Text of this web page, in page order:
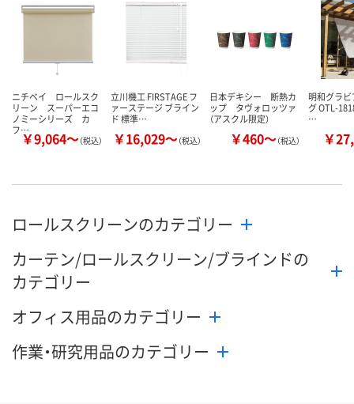
カゴへ カ
ニチベイ ロールスク
リーン スーパーエコ
ノミーシリーズ カ
フ…￥9,064～（税込）
立川機工 FIRSTAGE フ
ァーステージ ブライン
ド 標準…
￥16,029～（税込）
日本デキシー 断熱カ
ップ タヴォロッツァ
（アスクル限定）
￥460～（税込）
明和グラ
グ OTL-
…
￥
ロールスクリーンのカテゴリー
カーテン/ロールスクリーン/ブラインドの
カテゴリー
オフィス用品のカテゴリー
作業・研究用品のカテゴリー